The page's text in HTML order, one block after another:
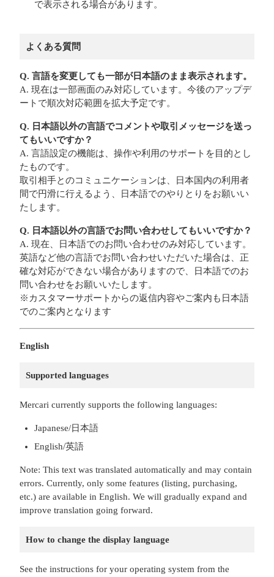
で表示される場合があります。
よくある質問
Q. 言語を変更しても一部が日本語のまま表示されます。
A. 現在は一部画面のみ対応しています。今後のアップデ
ートで順次対応範囲を拡大予定です。
Q. 日本語以外の言語でコメントや取引メッセージを送っ
てもいいですか？
A. 言語設定の機能は、操作や利用のサポートを目的とし
たものです。
取引相手とのコミュニケーションは、日本国内の利用者
間で円滑に行えるよう、日本語でのやりとりをお願いい
たします。
Q. 日本語以外の言語でお問い合わせしてもいいですか？
A. 現在、日本語でのお問い合わせのみ対応しています。
英語など他の言語でお問い合わせいただいた場合は、正
確な対応ができない場合がありますので、日本語でのお
問い合わせをお願いいたします。
※カスタマーサポートからの返信内容やご案内も日本語
でのご案内となります
English
Supported languages
Mercari currently supports the following languages:
Japanese/日本語
English/英語
Note: This text was translated automatically and may contain
errors. Currently, only some features (listing, purchasing,
etc.) are available in English. We will gradually expand and
improve translation going forward.
How to change the display language
See the instructions for your operating system from the